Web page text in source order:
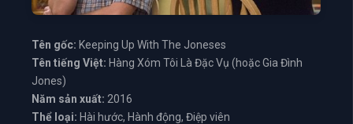
Tên gốc: Keeping Up With The Joneses
Tên tiếng Việt: Hàng Xóm Tôi Là Đặc Vụ (hoặc Gia Đình
Jones)
Năm sản xuất: 2016
Thể loại: Hài hước, Hành động, Điệp viên